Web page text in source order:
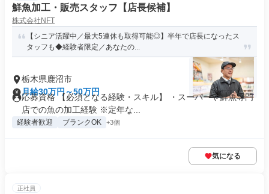
鮮魚加工・販売スタッフ【店長候補】
株式会社NFT
【シニア活躍中／最大5連休も取得可能◎】半年で店長になったス
タッフも◆経験者限定／あなたの...
栃木県鹿沼市
月給30万円～50万円
応募資格 【必須となる経験・スキル】 ・スーパーや鮮魚専門
店での魚の加工経験 ※定年な...
経験者歓迎 ブランクOK +3個
気になる
正社員